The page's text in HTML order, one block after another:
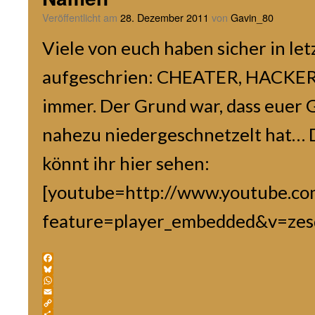
Veröffentlicht am 28. Dezember 2011 von Gavin_80
Viele von euch haben sicher in
aufgeschrien: CHEATER,
immer. Der Grund war, dass euer
nahezu niedergeschnetzelt hat…
könnt ihr hier sehen:
[youtube=http://
Facebook
Bluesky
WhatsApp
Email